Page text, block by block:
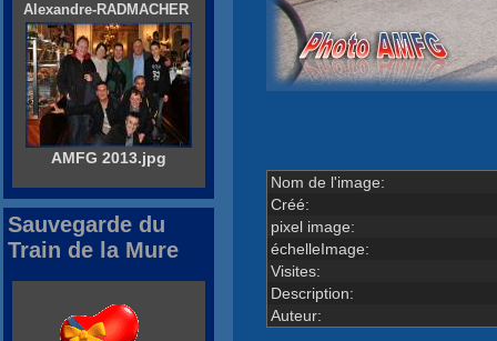
Nom de l'image:
Créé:
pixel image:
échelleImage:
Visites:
Description:
Auteur:
Alexandre-RADMACHER
AMFG 2013.jpg
Sauvegarde du
Train de la Mure